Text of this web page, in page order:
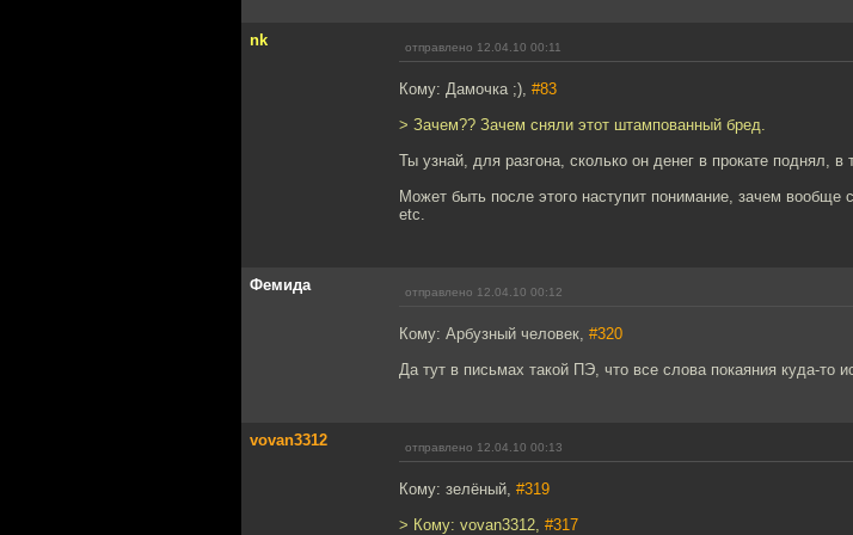
nk отправлено 12.04.10 00:11
Кому: Дамочка ;), #83
> Зачем?? Зачем сняли этот штампованный бред.
Ты узнай, для разгона, сколько он денег в прокате поднял, в
Может быть после этого наступит понимание, зачем
etc.
Фемида отправлено 12.04.10 00:12
Кому: Арбузный человек, #320
Да тут в письмах такой ПЭ, что все слова покаяния куда-то
vovan3312 отправлено 12.04.10 00:13
Кому: зелёный, #319
> Кому: vovan3312, #317